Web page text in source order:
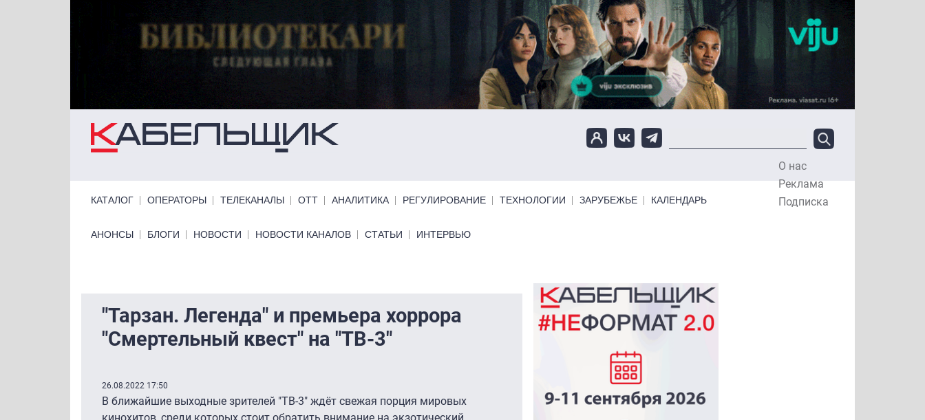
О нас
Реклама
Подписка
КАТАЛОГ ОПЕРАТОРЫ ТЕЛЕКАНАЛЫ ОТТ АНАЛИТИКА РЕГУЛИРОВАНИЕ ТЕХНОЛОГИИ ЗАРУБЕЖЬЕ КАЛЕНДАРЬ
Primary links bottom
АНОНСЫ БЛОГИ НОВОСТИ НОВОСТИ КАНАЛОВ СТАТЬИ ИНТЕРВЬЮ
"Тарзан. Легенда" и премьера хоррора
"Смертельный квест" на "ТВ-3"
26.08.2022 17:50
В ближайшие выходные зрителей "ТВ-3" ждёт свежая порция мировых
кинохитов, среди которых стоит обратить внимание на экзотический